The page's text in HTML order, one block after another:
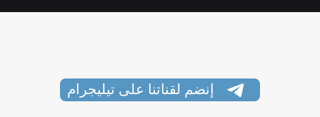
إنضم لقناتنا على تيليجرام